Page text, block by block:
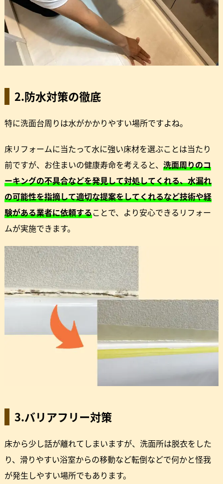
2.防水対策の徹底
特に洗面台周りは水がかかりやすい場所ですよね。
床リフォームに当たって水に強い床材を選ぶことは当たり
前ですが、お住まいの健康寿命を考えると、 洗面周りのコ
ーキングの不具合などを発見して対処してくれる、水漏れ
の可能性を指摘して適切な提案をしてくれるなど技術や経
験がある業者に依頼することで、より安心できるリフォー
ムが実施できます。
3.バリアフリー対策
床から少し話が離れてしまいますが、洗面所は脱衣をした
り、滑りやすい浴室からの移動など転倒などで何かと怪我
が発生しやすい場所でもあります。